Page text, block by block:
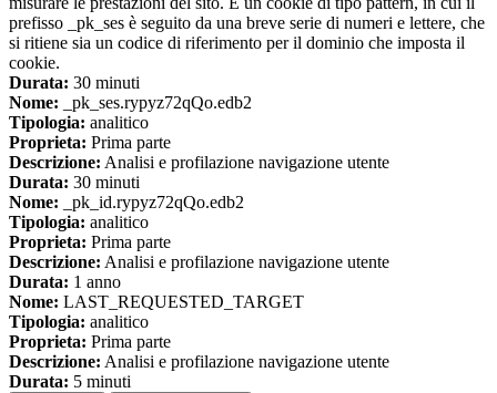
prefisso _pk_ses è seguito da una breve serie di numeri e lettere, che
si ritiene sia un codice di riferimento per il dominio che imposta il
cookie.
Durata: 30 minuti
Nome: _pk_ses.rypyz72qQo.edb2
Tipologia: analitico
Proprieta: Prima parte
Descrizione: Analisi e profilazione navigazione utente
Durata: 30 minuti
Nome: _pk_id.rypyz72qQo.edb2
Tipologia: analitico
Proprieta: Prima parte
Descrizione: Analisi e profilazione navigazione utente
Durata: 1 anno
Nome: LAST_REQUESTED_TARGET
Tipologia: analitico
Proprieta: Prima parte
Descrizione: Analisi e profilazione navigazione utente
Durata: 5 minuti